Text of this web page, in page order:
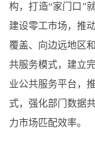
构，打造“家门口”
建设零工市场，推
覆盖、向边远地区
共服务模式，建立
业公共服务平台，
式，强化部门数据
力市场匹配效率。